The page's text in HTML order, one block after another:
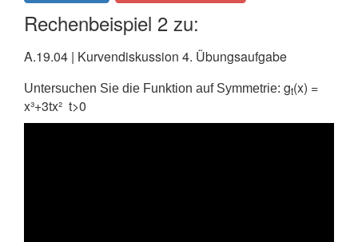
Rechenbeispiel 2 zu:
A.19.04 | Kurvendiskussion 4. Übungsaufgabe
Untersuchen Sie die Funktion auf Symmetrie: gt(x) =
x³+3tx² t>0